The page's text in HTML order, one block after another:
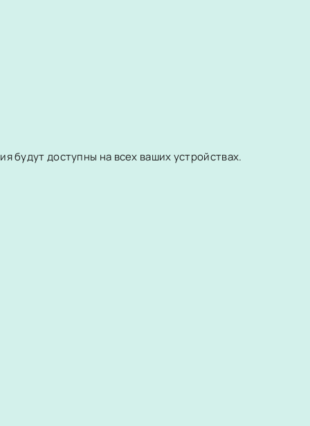
будут доступны на всех ваших устройствах.